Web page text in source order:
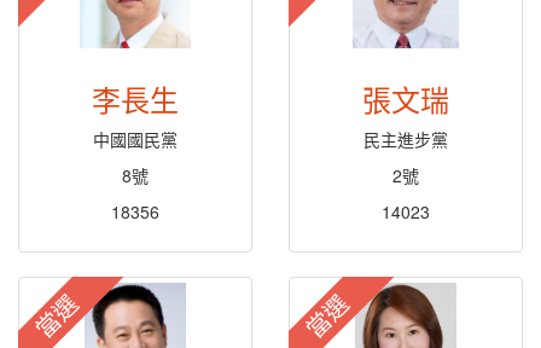
李長生
中國國民黨
8號
18356
張文瑞
民主進步黨
2號
14023
當選 當選